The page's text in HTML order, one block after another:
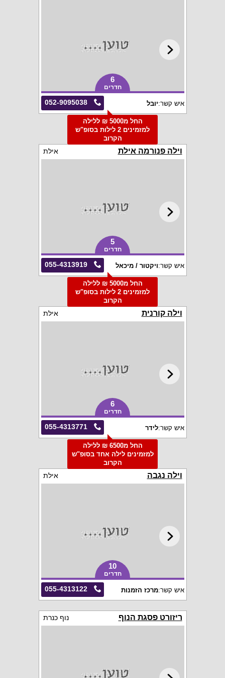
6
חדרים
052-9095038 איש קשר:יובל
החל מ5000 ₪ ללילה
למזמינים 2 לילות בסופ"ש
הקרוב
וילה פנורמה אילת אילת
5
חדרים
055-4313919 איש קשר:ויקטור / מיכאל
החל מ5000 ₪ ללילה
למזמינים 2 לילות בסופ"ש
הקרוב
וילה קורנית אילת
6
חדרים
055-4313771 איש קשר:לידר
החל מ6500 ₪ ללילה
למזמינים לילה אחד בסופ"ש
הקרוב
וילה נגבה אילת
10
חדרים
055-4313122 איש קשר:מרכז הזמנות
ריזורט פסגת הנוף נוף כנרת